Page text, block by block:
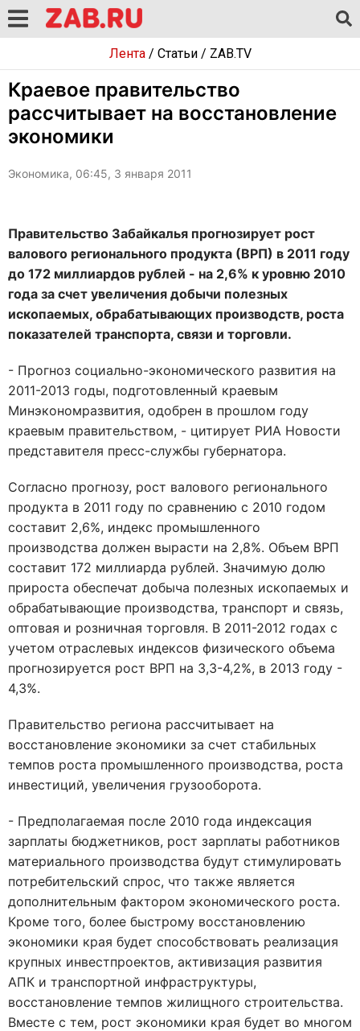
Лента/ Статьи/ ZAB.TV
Краевое правительство
рассчитывает на восстановление
экономики
Экономика, 06:45, 3 января 2011
Правительство Забайкалья прогнозирует рост
валового регионального продукта (ВРП) в 2011 году
до 172 миллиардов рублей - на 2,6% к уровню 2010
года за счет увеличения добычи полезных
ископаемых, обрабатывающих производств, роста
показателей транспорта, связи и торговли.
- Прогноз социально-экономического развития на
2011-2013 годы, подготовленный краевым
Минэкономразвития, одобрен в прошлом году
краевым правительством, - цитирует РИА Новости
представителя пресс-службы губернатора.
Согласно прогнозу, рост валового регионального
продукта в 2011 году по сравнению с 2010 годом
составит 2,6%, индекс промышленного
производства должен вырасти на 2,8%. Объем ВРП
составит 172 миллиарда рублей. Значимую долю
прироста обеспечат добыча полезных ископаемых и
обрабатывающие производства, транспорт и связь,
оптовая и розничная торговля. В 2011-2012 годах с
учетом отраслевых индексов физического объема
прогнозируется рост ВРП на 3,3-4,2%, в 2013 году -
4,3%.
Правительство региона рассчитывает на
восстановление экономики за счет стабильных
темпов роста промышленного производства, роста
инвестиций, увеличения грузооборота.
- Предполагаемая после 2010 года индексация
зарплаты бюджетников, рост зарплаты работников
материального производства будут стимулировать
потребительский спрос, что также является
дополнительным фактором экономического роста.
Кроме того, более быстрому восстановлению
экономики края будет способствовать реализация
крупных инвестпроектов, активизация развития
АПК и транспортной инфраструктуры,
восстановление темпов жилищного строительства.
Вместе с тем, рост экономики края будет во многом